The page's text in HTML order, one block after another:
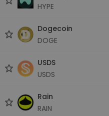
HYPE
Dogecoin
DOGE
USDS
USDS
Rain
RAIN